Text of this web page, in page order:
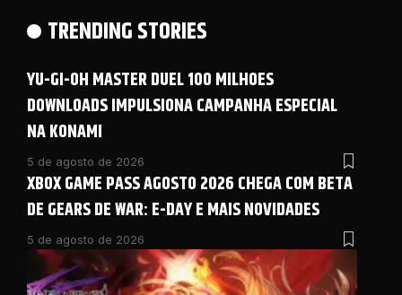
TRENDING STORIES
YU-GI-OH MASTER DUEL 100 MILHOES
DOWNLOADS IMPULSIONA CAMPANHA ESPECIAL
NA KONAMI
5 de agosto de 2026
XBOX GAME PASS AGOSTO 2026 CHEGA COM BETA
DE GEARS DE WAR: E-DAY E MAIS NOVIDADES
5 de agosto de 2026